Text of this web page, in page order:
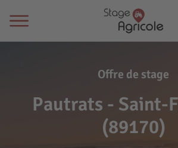
Offre de stage
Pautrats - Saint-
(89170)